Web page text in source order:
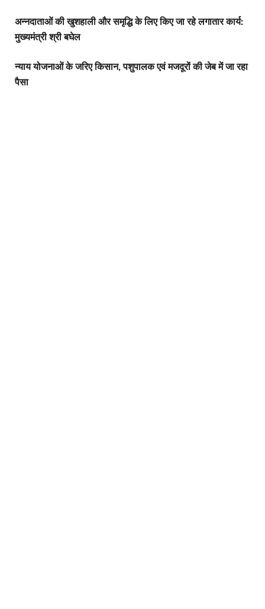
अन्नदाताओं की खुशहाली और समृद्धि के लिए किए जा रहे लगातार कार्य:
मुख्यमंत्री श्री बघेल
न्याय योजनाओं के जरिए किसान, पशुपालक एवं मजदूरों की जेब में जा रहा
पैसा